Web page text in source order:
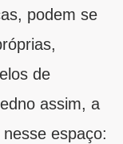
podem se
de
assim, a
espaço: